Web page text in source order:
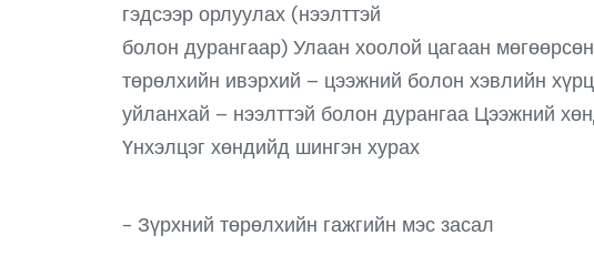
гэдсээр орлуулах (нээлттэй
болон дурангаар) Улаан хоолой цагаан
төрөлхийн ивэрхий – цээжний болон хэвлийн
уйланхай – нээлттэй болон дурангаа Цээжний
Үнхэлцэг хөндийд шингэн хурах
- Зүрхний төрөлхийн гажгийн мэс засал